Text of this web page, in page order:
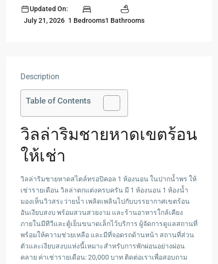
Updated On:
July 21, 2026 1 Bedrooms1 Bathrooms
Description
Table of Contents
วิลล่าริมชายหาดเขตร้อน
ให้เช่า
วิลล่าริมชายหาดสไตล์ทรอปิคอล 1 ห้องนอน ในปากน้ำพร ให้
เช่ารายเดือน วิลล่าตกแต่งครบครัน มี 1 ห้องนอน 1 ห้องน้ำ
มองเห็นวิวสระว่ายน้ำ เพลิดเพลินไปกับบรรยากาศเขตร้อน
อันเงียบสงบ พร้อมสวนสวยงาม และร้านอาหารใกล้เคียง
ภายในมีทีวีและตู้เย็นขนาดเล็กไว้บริการ ผู้จัดการดูแลสถานที่
พร้อมให้ความช่วยเหลือ และมีที่จอดรถด้านหน้า สถานที่ส่วน
ตัวและเงียบสงบแห่งนี้เหมาะสำหรับการพักผ่อนอย่างผ่อน
คลาย ค่าเช่ารายเดือน: 20,000 บาท ติดต่อเราเพื่อสอบถาม